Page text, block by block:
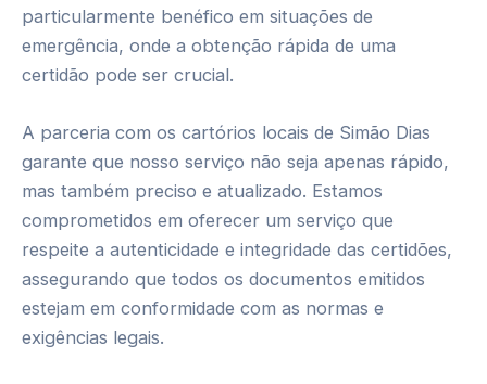
particularmente benéfico em situações de
emergência, onde a obtenção rápida de uma
certidão pode ser crucial.
A parceria com os cartórios locais de Simão Dias
garante que nosso serviço não seja apenas rápido,
mas também preciso e atualizado. Estamos
comprometidos em oferecer um serviço que
respeite a autenticidade e integridade das certidões,
assegurando que todos os documentos emitidos
estejam em conformidade com as normas e
exigências legais.